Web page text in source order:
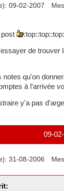
09-02-2007
de trouver
notes qu'on
à l'arrivée
y'a pas
09-
31-08-2006